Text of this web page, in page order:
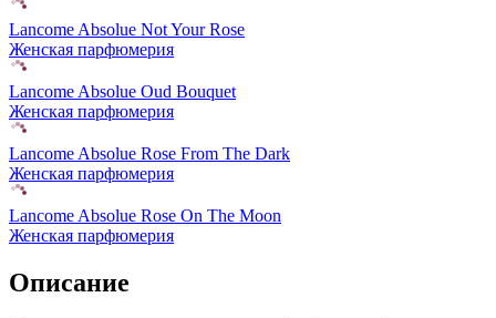
Lancome Absolue Not Your Rose
Женская парфюмерия
Lancome Absolue Oud Bouquet
Женская парфюмерия
Lancome Absolue Rose From The Dark
Женская парфюмерия
Lancome Absolue Rose On The Moon
Женская парфюмерия
Описание